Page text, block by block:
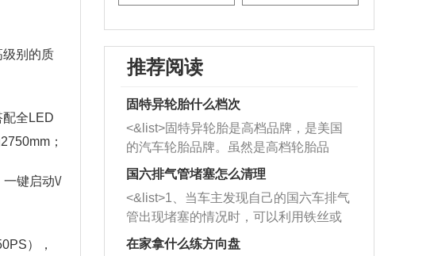
级别的质
全LED
；
键启动\/
），
推荐阅读
固特异轮胎什么档次
<&list>固特异轮胎是高档品牌，是美国
的汽车轮胎品牌。虽然是高档轮胎品
牌，但是中高低端的轮胎都有生产，这
也是为了更好的开拓市场。
国六排气管堵塞怎么清理
<&list>1、当车主发现自己的国六车排气
管出现堵塞的情况时，可以利用铁丝或
者是细棍，直接将杂物给取出来，如果
在家拿什么练方向盘